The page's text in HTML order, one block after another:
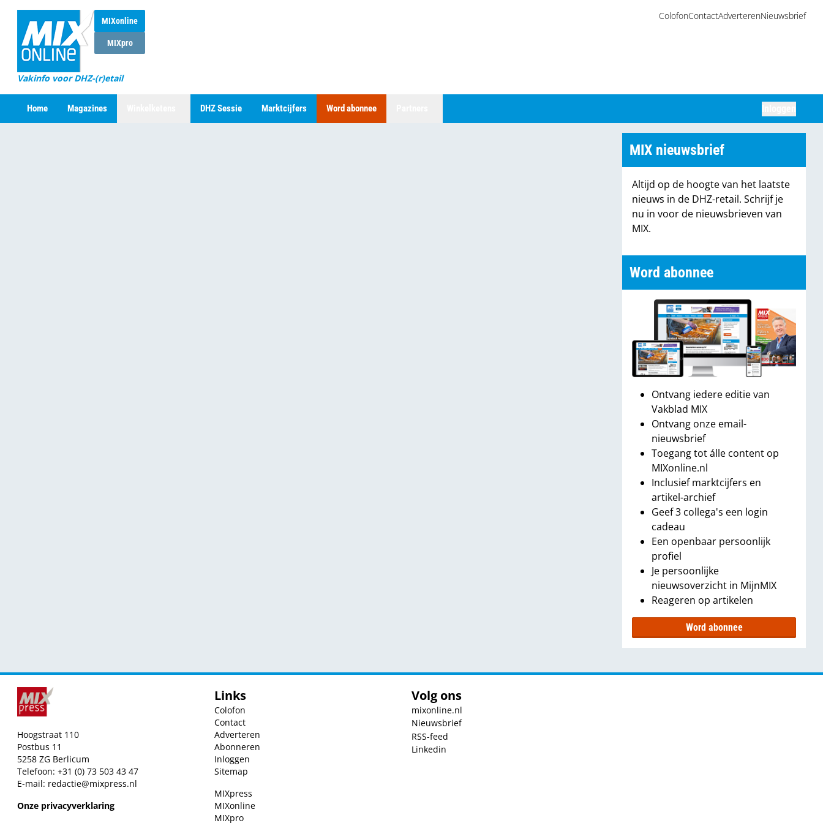
MIXonline
MIXpro
Vakinfo voor DHZ-(r)etail
ColofonContactAdverterenNieuwsbrief
Home Magazines DHZ Sessie Marktcijfers Word abonnee
MIX nieuwsbrief
Altijd op de hoogte van het laatste
nieuws in de DHZ-retail. Schrijf je
nu in voor de nieuwsbrieven van
MIX.
Word abonnee
Ontvang iedere editie van
Vakblad MIX
Ontvang onze email-
nieuwsbrief
Toegang tot álle content op
MIXonline.nl
Inclusief marktcijfers en
artikel-archief
Geef 3 collega's een login
cadeau
Een openbaar persoonlijk
profiel
Je persoonlijke
nieuwsoverzicht in MijnMIX
Reageren op artikelen
Word abonnee
Hoogstraat 110
Postbus 11
5258 ZG Berlicum
Telefoon: +31 (0) 73 503 43 47
E-mail: redactie@mixpress.nl
Onze privacyverklaring
Links
Colofon
Contact
Adverteren
Abonneren
Inloggen
Sitemap
MIXpress
MIXonline
MIXpro
Volg ons
mixonline.nl
Nieuwsbrief
RSS-feed
Linkedin